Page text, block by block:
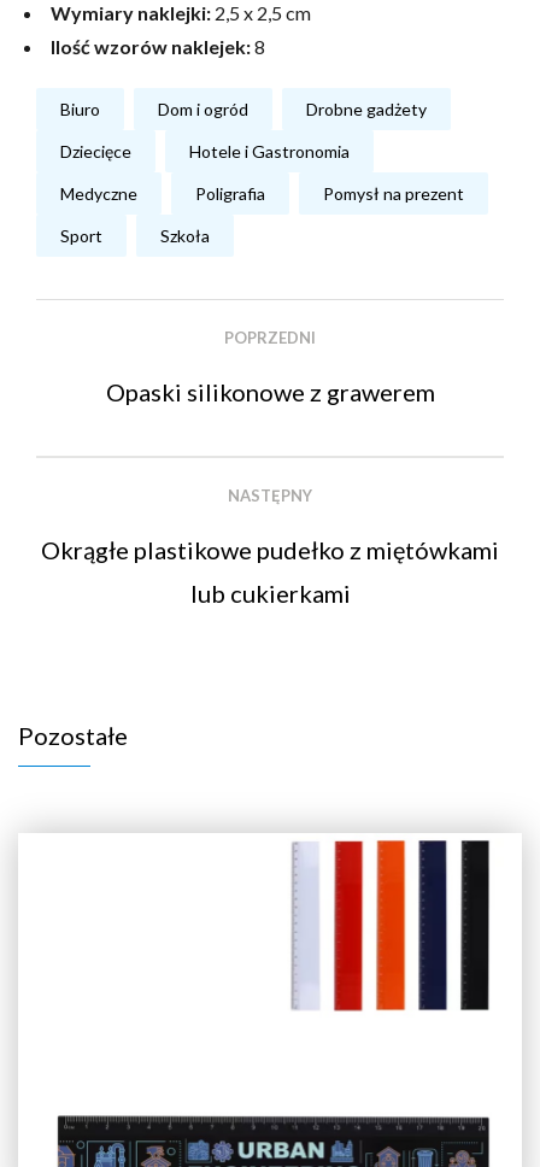
Wymiary naklejki: 2,5 x 2,5 cm
Ilość wzorów naklejek:8
Biuro Dom i ogród Drobne gadżety
Dziecięce Hotele i Gastronomia
Medyczne Poligrafia Pomysł na prezent
Sport Szkoła
POPRZEDNI
Opaski silikonowe z grawerem
NASTĘPNY
Okrągłe plastikowe pudełko z miętówkami
lub cukierkami
Pozostałe